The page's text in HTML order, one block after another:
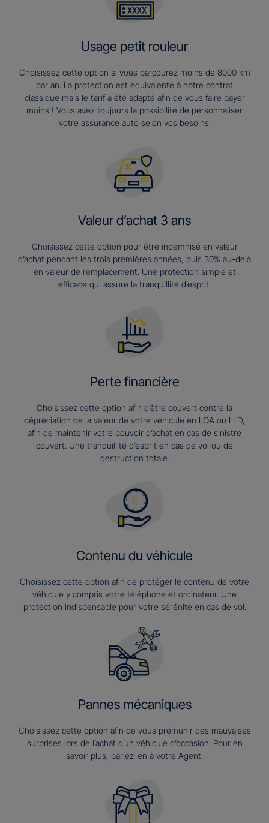
Usage petit rouleur
Choisissez cette option si vous parcourez moins de 8000 km
par an. La protection est équivalente à notre contrat
classique mais le tarif a été adapté afin de vous faire payer
moins ! Vous avez toujours la possibilité de personnaliser
votre assurance auto selon vos besoins.
Valeur d’achat 3 ans​
Choisissez cette option pour être indemnisé en valeur
d’achat pendant les trois premières années, puis 30% au-delà
en valeur de remplacement. Une protection simple et
efficace qui assure la tranquillité d’esprit.
Perte financière
Choisissez cette option afin d’être couvert contre la
dépréciation de la valeur de votre véhicule en LOA ou LLD,
afin de maintenir votre pouvoir d’achat en cas de sinistre
couvert. Une tranquillité d’esprit en cas de vol ou de
destruction totale.
Contenu du véhicule
Choisissez cette option afin de protéger le contenu de votre
véhicule y compris votre téléphone et ordinateur. Une
protection indispensable pour votre sérénité en cas de vol.
Pannes mécaniques
Choisissez cette option afin de vous prémunir des mauvaises
surprises lors de l’achat d’un véhicule d’occasion. Pour en
savoir plus, parlez-en à votre Agent.